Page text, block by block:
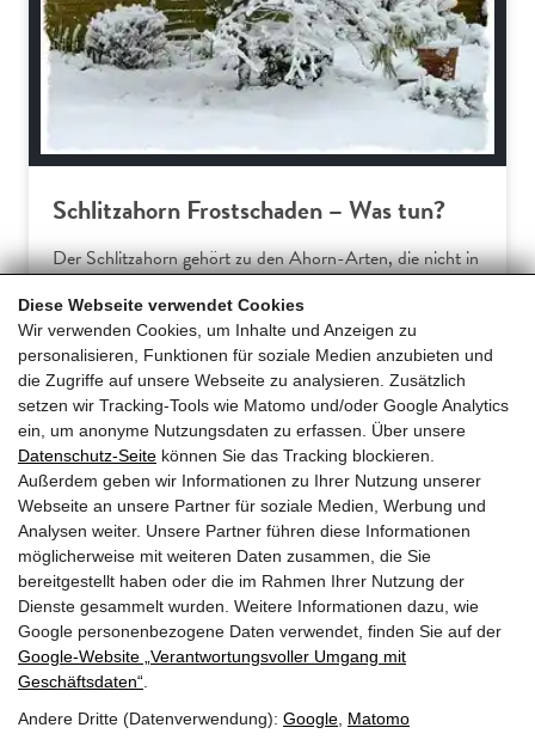
Diese Webseite verwendet Cookies
Wir verwenden Cookies, um Inhalte und Anzeigen zu
personalisieren, Funktionen für soziale Medien anzubieten und
die Zugriffe auf unsere Webseite zu analysieren. Zusätzlich
setzen wir Tracking-Tools wie Matomo und/oder Google Analytics
ein, um anonyme Nutzungsdaten zu erfassen. Über unsere
Datenschutz-Seite können Sie das Tracking blockieren.
Außerdem geben wir Informationen zu Ihrer Nutzung unserer
Webseite an unsere Partner für soziale Medien, Werbung und
Analysen weiter. Unsere Partner führen diese Informationen
möglicherweise mit weiteren Daten zusammen, die Sie
bereitgestellt haben oder die im Rahmen Ihrer Nutzung der
Dienste gesammelt wurden. Weitere Informationen dazu, wie
Google personenbezogene Daten verwendet, finden Sie auf der
Google‑Website „Verantwortungsvoller Umgang mit
Geschäftsdaten“
Andere Dritte (Datenverwendung): Google Matomo
Schlitzahorn Frostschaden – Was tun?
Der Schlitzahorn gehört zu den Ahorn-Arten, die nicht in
Hausgärtner am Acer palmatum dissectum häufiger über
Frostschäden klagen. Dieser Ratgeber erklärt die
typischen Symptome und gibt praxiserprobte Tipps für
effektive Gegenmaßnahmen und… […]
Mehr erfahren